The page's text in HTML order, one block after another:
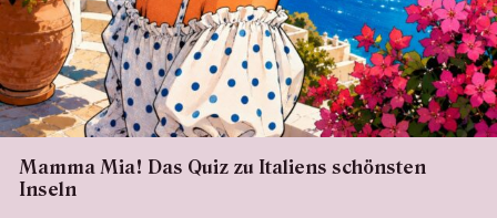
Mamma Mia! Das Quiz zu Italiens schönsten
Inseln